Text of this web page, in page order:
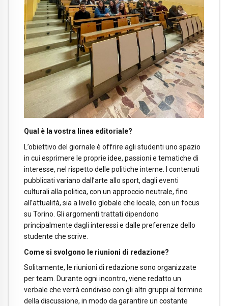
Qual è la vostra linea editoriale?
L’obiettivo del giornale è offrire agli studenti uno spazio
in cui esprimere le proprie idee, passioni e tematiche di
interesse, nel rispetto delle politiche interne. I contenuti
pubblicati variano dall’arte allo sport, dagli eventi
culturali alla politica, con un approccio neutrale, fino
all’attualità, sia a livello globale che locale, con un focus
su Torino. Gli argomenti trattati dipendono
principalmente dagli interessi e dalle preferenze dello
studente che scrive.
Come si svolgono le riunioni di redazione?
Solitamente, le riunioni di redazione sono organizzate
per team. Durante ogni incontro, viene redatto un
verbale che verrà condiviso con gli altri gruppi al termine
della discussione, in modo da garantire un costante